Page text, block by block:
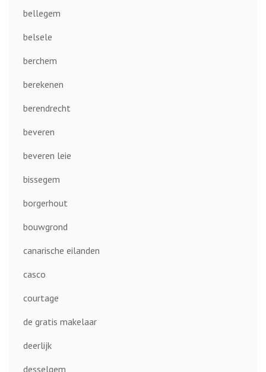
bellegem
belsele
berchem
berekenen
berendrecht
beveren
beveren leie
bissegem
borgerhout
bouwgrond
canarische eilanden
casco
courtage
de gratis makelaar
deerlijk
desselgem